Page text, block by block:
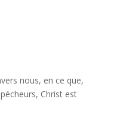
nous, en ce que,
Christ est